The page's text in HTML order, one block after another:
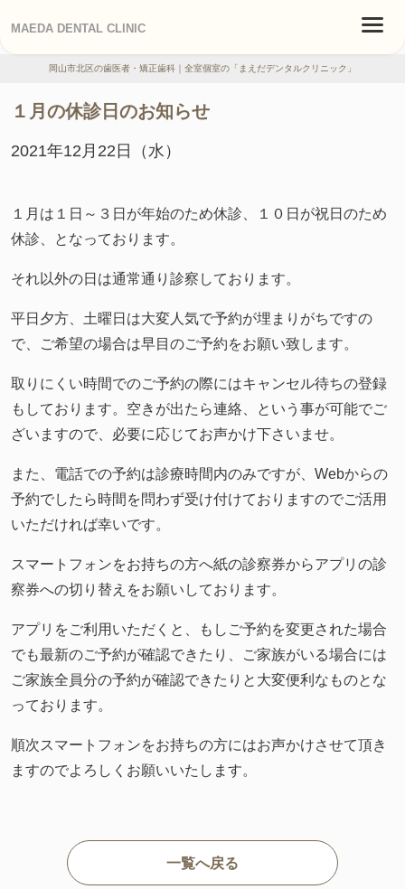
MAEDA DENTAL CLINIC
岡山市北区の歯医者・矯正歯科｜全室個室の「まえだデンタルクリニック」
１月の休診日のお知らせ
2021年12月22日（水）
１月は１日～３日が年始のため休診、１０日が祝日のため
休診、となっております。
それ以外の日は通常通り診察しております。
平日夕方、土曜日は大変人気で予約が埋まりがちですの
で、ご希望の場合は早目のご予約をお願い致します。
取りにくい時間でのご予約の際にはキャンセル待ちの登録
もしております。空きが出たら連絡、という事が可能でご
ざいますので、必要に応じてお声かけ下さいませ。
また、電話での予約は診療時間内のみですが、Webからの
予約でしたら時間を問わず受け付けておりますのでご活用
いただければ幸いです。
スマートフォンをお持ちの方へ紙の診察券からアプリの診
察券への切り替えをお願いしております。
アプリをご利用いただくと、もしご予約を変更された場合
でも最新のご予約が確認できたり、ご家族がいる場合には
ご家族全員分の予約が確認できたりと大変便利なものとな
っております。
順次スマートフォンをお持ちの方にはお声かけさせて頂き
ますのでよろしくお願いいたします。
一覧へ戻る